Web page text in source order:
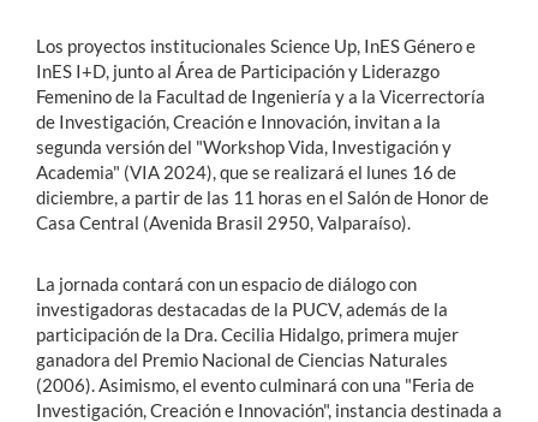
Los proyectos institucionales Science Up, InES Género e
InES I+D, junto al Área de Participación y Liderazgo
Femenino de la Facultad de Ingeniería y a la Vicerrectoría
de Investigación, Creación e Innovación, invitan a la
segunda versión del "Workshop Vida, Investigación y
Academia" (VIA 2024), que se realizará el lunes 16 de
diciembre, a partir de las 11 horas en el Salón de Honor de
Casa Central (Avenida Brasil 2950, Valparaíso).
La jornada contará con un espacio de diálogo con
investigadoras destacadas de la PUCV, además de la
participación de la Dra. Cecilia Hidalgo, primera mujer
ganadora del Premio Nacional de Ciencias Naturales
(2006). Asimismo, el evento culminará con una "Feria de
Investigación, Creación e Innovación", instancia destinada a